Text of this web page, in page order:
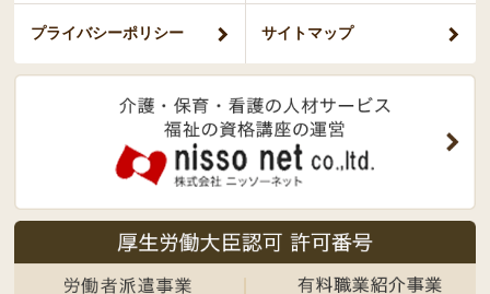
プライバシーポリシー サイトマップ